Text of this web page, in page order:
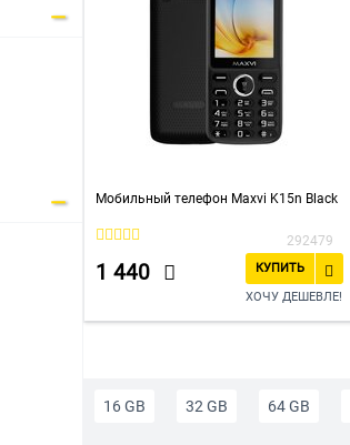
Мобильный телефон Maxvi K15n Black
292479
1 440
КУПИТЬ
ХОЧУ ДЕШЕВЛЕ!
16 GB 32 GB 64 GB